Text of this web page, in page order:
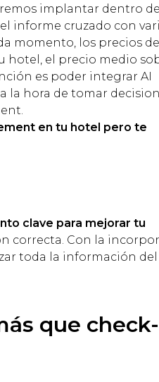
implantar dentro
informe cruzado con
momento, los precios
el precio medio
es poder integrar AI
la hora de tomar
en tu hotel pero te
clave para mejorar tu
correcta. Con la
toda la información del
que